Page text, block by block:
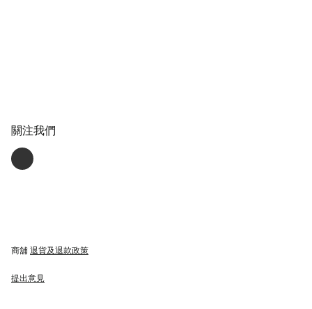
關注我們
商舖 退貨及退款政策
提出意見